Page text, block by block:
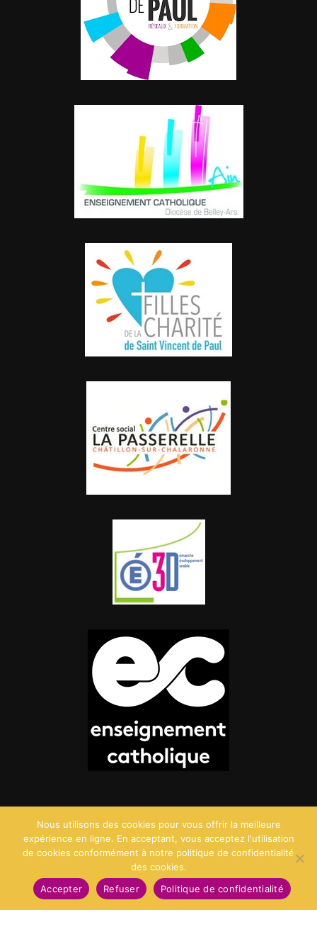
©2026 Saint Charles - Création :Agence Point Com
Mentions Légales
Politique de confidentialité
Nous utilisons des cookies pour vous offrir la meilleure
expérience en ligne. En acceptant, vous acceptez l'utilisation
de cookies conformément à notre politique de confidentialité
des cookies.
Accepter
Refuser Politique de confidentialité